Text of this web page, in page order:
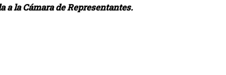
a la Cámara de Representantes.